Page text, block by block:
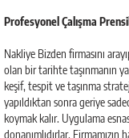
Profesyonel Çalışma
Nakliye Bizden firmasını
olan bir tarihte taşınmanın
keşif, tespit ve taşınma
yapıldıktan sonra geriye
koymak kalır. Uygulama
donanımlıdırlar.